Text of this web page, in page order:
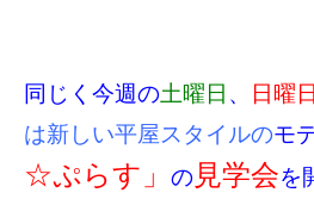
同じく今週の土曜日 、 日曜日
は新しい平屋スタイルのモ
☆ぷらす」
の 見学会を